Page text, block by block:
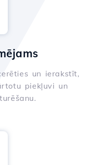
un ierakstīt,
piekļuvi un